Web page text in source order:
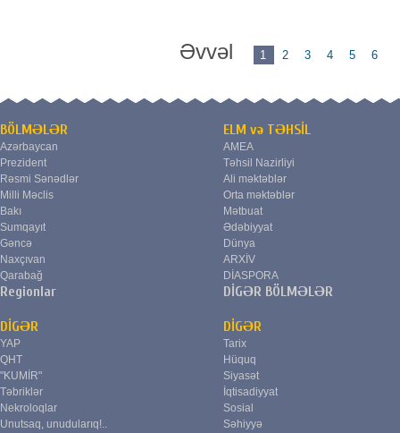
Əvvəl 1 2 3 4 5 6
BÖLMƏLƏR
Azərbaycan
Prezident
Rəsmi Sənədlər
Milli Məclis
Bakı
Sumqayıt
Gəncə
Naxçıvan
Qarabağ
Regionlar
ELM və TƏHSİL
AMEA
Təhsil Nazirliyi
Ali məktəblər
Orta məktəblər
Mətbuat
Ədəbiyyat
Dünya
ARXİV
DİASPORA
DİGƏR BÖLMƏLƏR
DİGƏR
YAP
QHT
"KUMİR"
Təbriklər
Nekroloqlar
Unutsaq, unudularıq!..
DİGƏR
Tarix
Hüquq
Siyasət
İqtisadiyyat
Sosial
Səhiyyə